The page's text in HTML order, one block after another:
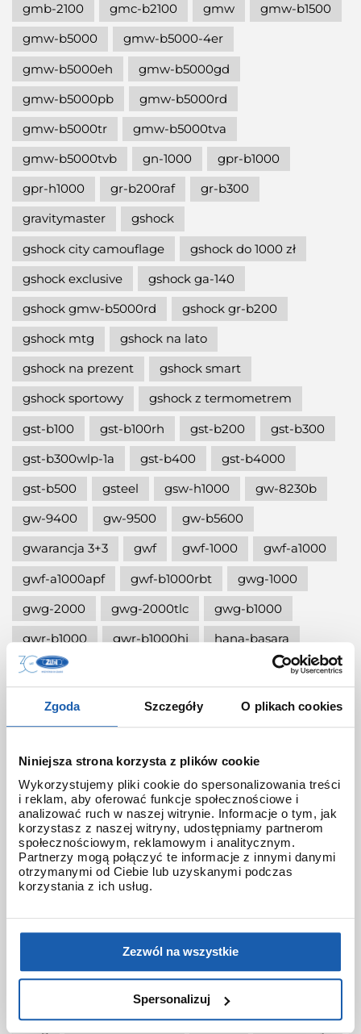
Zgoda Szczegóły O plikach cookies
Niniejsza strona korzysta z plików cookie
Wykorzystujemy pliki cookie do spersonalizowania treści
i reklam, aby oferować funkcje społecznościowe i
analizować ruch w naszej witrynie. Informacje o tym, jak
korzystasz z naszej witryny, udostępniamy partnerom
społecznościowym, reklamowym i analitycznym.
Partnerzy mogą połączyć te informacje z innymi danymi
otrzymanymi od Ciebie lub uzyskanymi podczas
korzystania z ich usług.
Zezwól na wszystkie
Spersonalizuj
gmb-2100
gmc-b2100 gmw
gmw-b1500
gmw-b5000
gmw-b5000-4er
gmw-b5000eh
gmw-b5000gd
gmw-b5000pb
gmw-b5000rd
gmw-b5000tr
gmw-b5000tva
gmw-b5000tvb
gn-1000
gpr-b1000
gpr-h1000
gr-b200raf
gr-b300
gravitymaster
gshock
gshock city camouflage
gshock do 1000 zł
gshock exclusive
gshock ga-140
gshock gmw-b5000rd
gshock gr-b200
gshock mtg
gshock na lato
gshock na prezent
gshock smart
gshock sportowy
gshock z termometrem
gst-b100
gst-b100rh gst-b200
gst-b300
gst-b300wlp-1a
gst-b400
gst-b4000
gst-b500
gsteel gsw-h1000
gw-8230b
gw-9400
gw-9500
gw-b5600
gwarancja 3+3
gwf gwf-1000
gwf-a1000
gwf-a1000apf
gwf-b1000rbt
gwg-1000
gwg-2000
gwg-2000tlc
gwg-b1000
gwr-b1000
gwr-b1000hj
hana-basara
hidden talents
ignite red
illuminator g-shock
iluminator g-shock
iluminator w zegarku
instrukcja
jak czyścić g-shocka
jak skrócić bransoletę w g-shock?
jak ustawić zegarek g-shock ga-2100?
jak włączyć podświetlenie w zegarku
jak wymienić baterię gshock?
jaki g-shock wybrać
jaki zegarek damski kupić
jaki zegarek g-shock wybrać
jaki zegarek wybrać
kermit